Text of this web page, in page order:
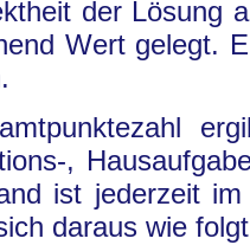
der Lösung
Wert gelegt.
,
ist jederzeit
daraus wie